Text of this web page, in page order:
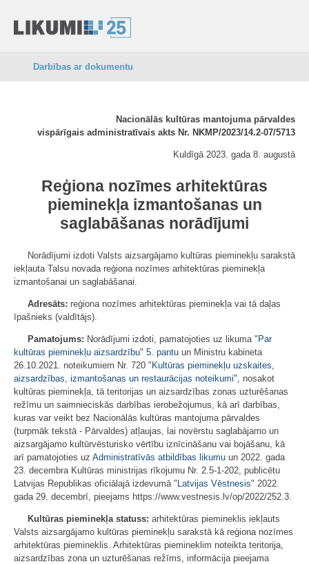
Darbības ar dokumentu
Nacionālās kultūras mantojuma pārvaldes
vispārīgais administratīvais akts Nr. NKMP/2023/14.2-07/5713
Kuldīgā 2023. gada 8. augustā
Reģiona nozīmes arhitektūras
pieminekļa izmantošanas un
saglabāšanas norādījumi
Norādījumi izdoti Valsts aizsargājamo kultūras pieminekļu sarakstā
iekļauta Talsu novada reģiona nozīmes arhitektūras pieminekļa
izmantošanai un saglabāšanai.
Adresāts: reģiona nozīmes arhitektūras pieminekļa vai tā daļas
īpašnieks (valdītājs).
Pamatojums: Norādījumi izdoti, pamatojoties uz likuma " Par
kultūras pieminekļu aizsardzību" 5. pantu un Ministru kabineta
26.10.2021. noteikumiem Nr. 720 " Kultūras pieminekļu uzskaites,
aizsardzības, izmantošanas un restaurācijas noteikumi", nosakot
kultūras pieminekļa, tā teritorijas un aizsardzības zonas uzturēšanas
režīmu un saimnieciskās darbības ierobežojumus, kā arī darbības,
kuras var veikt bez Nacionālās kultūras mantojuma pārvaldes
(turpmāk tekstā - Pārvaldes) atļaujas, lai novērstu saglabājamo un
aizsargājamo kultūrvēsturisko vērtību iznīcināšanu vai bojāšanu, kā
arī pamatojoties uz Administratīvās atbildības likumu un 2022. gada
23. decembra Kultūras ministrijas rīkojumu Nr. 2.5-1-202, publicētu
Latvijas Republikas oficiālajā izdevumā " Latvijas Vēstnesis" 2022.
gada 29. decembrī, pieejams https://www.vestnesis.lv/op/2022/252.3.
Kultūras pieminekļa statuss: arhitektūras piemineklis iekļauts
Valsts aizsargājamo kultūras pieminekļu sarakstā kā reģiona nozīmes
arhitektūras piemineklis. Arhitektūras piemineklim noteikta teritorija,
aizsardzības zona un uzturēšanas režīms, informācija pieejama